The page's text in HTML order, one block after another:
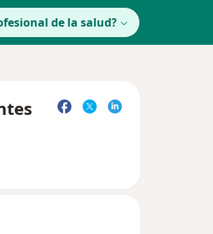
de la salud?